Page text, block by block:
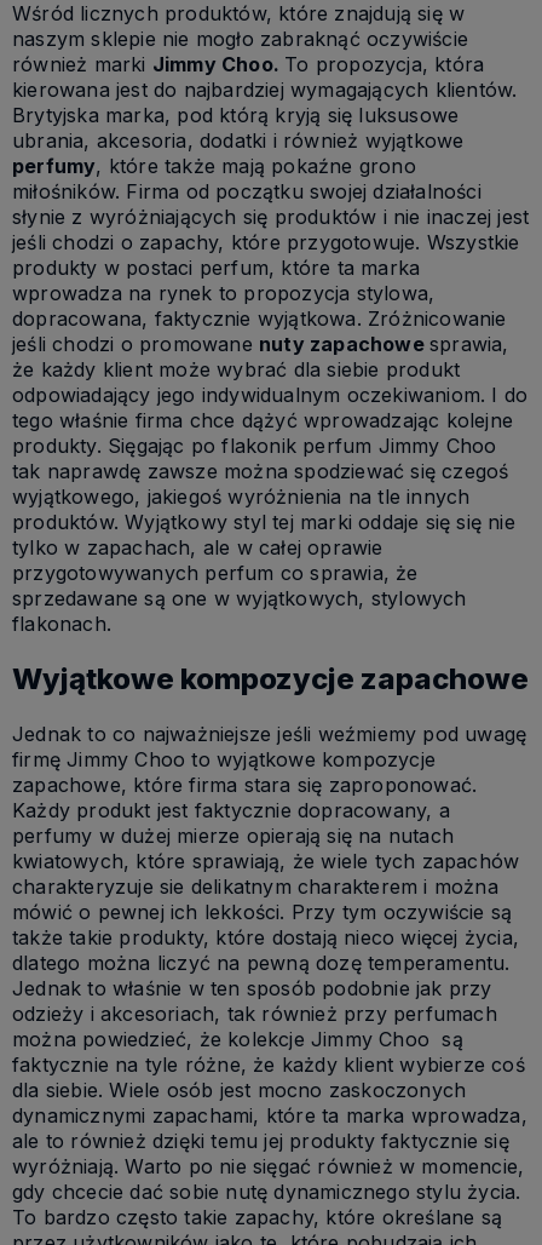
Wśród licznych produktów, które znajdują się w
naszym sklepie nie mogło zabraknąć oczywiście
również marki Jimmy Choo. To propozycja, która
kierowana jest do najbardziej wymagających klientów.
Brytyjska marka, pod którą kryją się luksusowe
ubrania, akcesoria, dodatki i również wyjątkowe
perfumy, które także mają pokaźne grono
miłośników. Firma od początku swojej działalności
słynie z wyróżniających się produktów i nie inaczej jest
jeśli chodzi o zapachy, które przygotowuje. Wszystkie
produkty w postaci perfum, które ta marka
wprowadza na rynek to propozycja stylowa,
dopracowana, faktycznie wyjątkowa. Zróżnicowanie
jeśli chodzi o promowane nuty zapachowe sprawia,
że każdy klient może wybrać dla siebie produkt
odpowiadający jego indywidualnym oczekiwaniom. I do
tego właśnie firma chce dążyć wprowadzając kolejne
produkty. Sięgając po flakonik perfum Jimmy Choo
tak naprawdę zawsze można spodziewać się czegoś
wyjątkowego, jakiegoś wyróżnienia na tle innych
produktów. Wyjątkowy styl tej marki oddaje się się nie
tylko w zapachach, ale w całej oprawie
przygotowywanych perfum co sprawia, że
sprzedawane są one w wyjątkowych, stylowych
flakonach.
Wyjątkowe kompozycje zapachowe
Jednak to co najważniejsze jeśli weźmiemy pod uwagę
firmę Jimmy Choo to wyjątkowe kompozycje
zapachowe, które firma stara się zaproponować.
Każdy produkt jest faktycznie dopracowany, a
perfumy w dużej mierze opierają się na nutach
kwiatowych, które sprawiają, że wiele tych zapachów
charakteryzuje sie delikatnym charakterem i można
mówić o pewnej ich lekkości. Przy tym oczywiście są
także takie produkty, które dostają nieco więcej życia,
dlatego można liczyć na pewną dozę temperamentu.
Jednak to właśnie w ten sposób podobnie jak przy
odzieży i akcesoriach, tak również przy perfumach
można powiedzieć, że kolekcje Jimmy Choo są
faktycznie na tyle różne, że każdy klient wybierze coś
dla siebie. Wiele osób jest mocno zaskoczonych
dynamicznymi zapachami, które ta marka wprowadza,
ale to również dzięki temu jej produkty faktycznie się
wyróżniają. Warto po nie sięgać również w momencie,
gdy chcecie dać sobie nutę dynamicznego stylu życia.
To bardzo często takie zapachy, które określane są